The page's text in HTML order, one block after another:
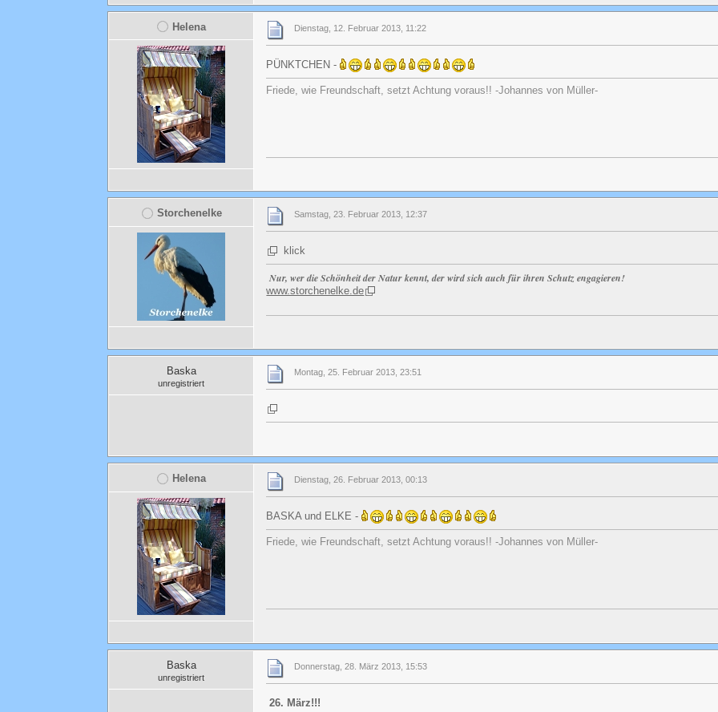
Helena Dienstag, 12. Februar 2013, 11:22
PÜNKTCHEN -
Friede, wie Freundschaft, setzt Achtung voraus!! -Johannes von Müller-
Storchenelke Samstag, 23. Februar 2013, 12:37
klick
Nur, wer die Schönheit der Natur kennt, der wird sich auch für ihren Schutz engagieren!
www.storchenelke.de
Baska
unregistriert
Montag, 25. Februar 2013, 23:51
Helena Dienstag, 26. Februar 2013, 00:13
BASKA und ELKE -
Friede, wie Freundschaft, setzt Achtung voraus!! -Johannes von Müller-
Baska
unregistriert
Donnerstag, 28. März 2013, 15:53
26. März!!!